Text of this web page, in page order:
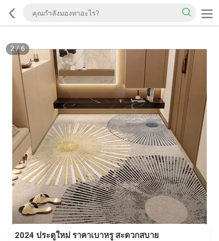
2/6
2024 ประตูใหม่ ราคาเบาหรู สะดวกสบาย